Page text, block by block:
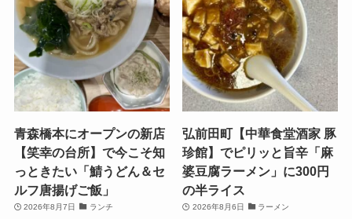
青森橋本にオープンの新店
【笑幸の台所】で今こそ知
っときたい「鯖うどん＆セ
ルフ唐揚げご飯」
2026年8月7日 ランチ
弘前田町【中華食堂酒家 豚
珍館】でピリッと旨辛「麻
婆豆腐ラーメン」に300円
の半ライス
2026年8月6日 ラーメン